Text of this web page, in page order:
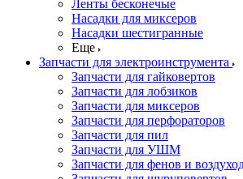
Ленты бесконечые
Насадки для миксеров
Насадки шестигранные
Еще
Запчасти для электроинструмента
Запчасти для гайковертов
Запчасти для лобзиков
Запчасти для миксеров
Запчасти для перфораторов
Запчасти для пил
Запчасти для УШМ
Запчасти для фенов и